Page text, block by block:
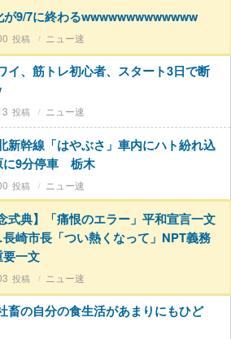
が9/7に終わるwwwwwwwwwwwww
ニュー速
イ、筋トレ初心者、スタート3日で断
ニュー速
新幹線「はやぶさ」車内にハト紛れ込
9分停車 栃木
ニュー速
式典】「痛恨のエラー」平和宣言一文
崎市長「つい熱くなって」NPT義務
一文
ニュー速
畜の自分の食生活があまりにもひど